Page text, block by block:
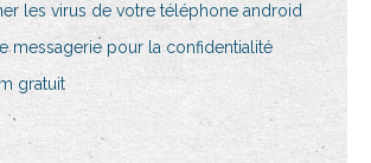
les virus de votre téléphone android
messagerie pour la confidentialité
gratuit